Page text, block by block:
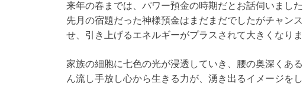
来年の春までは、パワー預金の時期だとお話伺いまし
先月の宿題だった神様預金はまだまだでしたがチャン
せ、引き上げるエネルギーがプラスされて大きくなりま
家族の細胞に七色の光が浸透していき、腰の奥深くあ
ん流し手放し心から生きる力が、湧き出るイメージをし